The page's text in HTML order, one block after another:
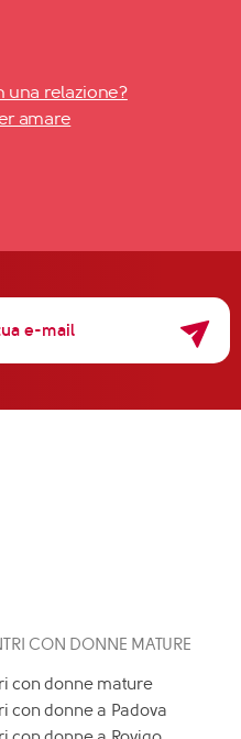
una relazione?
amare
CON DONNE MATURE
con donne mature
con donne a Padova